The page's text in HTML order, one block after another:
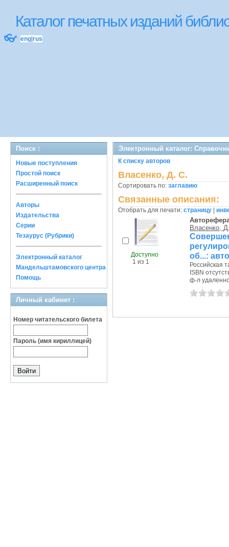
Каталог печатных изданий
👓 eng rus
Поиск :
Новые поступления
Простой поиск
Расширенный поиск
Авторы
Издательства
Серии
Тезаурус (Рубрики)
Электронный каталог
Мандельштамовского центра
Помощь
Личный кабинет :
Номер читательского билета
Пароль (имя кириллицей)
Электронный каталог:
К списку авторов
Власенко, Д. С.
Сортировать по: заглавию
Связанные описания:
Отобрать для печати: страницу
Доступно
1 из 1
Власенко,
об...:
Российская
ISBN
ф-л